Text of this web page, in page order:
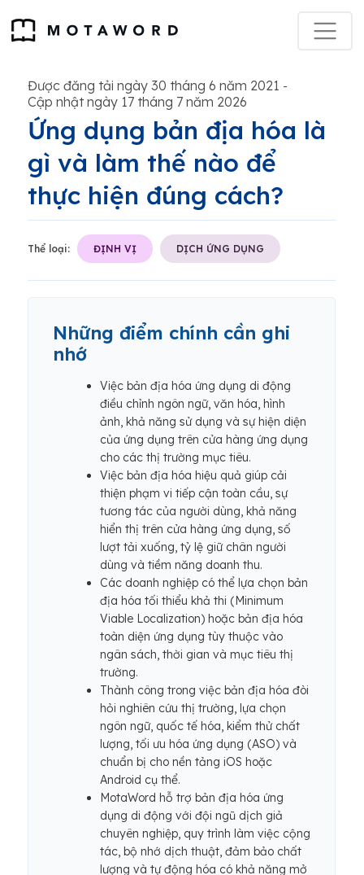
Được đăng tải ngày 30 tháng 6 năm 2021 -
Cập nhật ngày 17 tháng 7 năm 2026
Ứng dụng bản địa hóa là
gì và làm thế nào để
thực hiện đúng cách?
Thể loại: ĐỊNH VỊ DỊCH ỨNG DỤNG
Những điểm chính cần ghi
nhớ
Việc bản địa hóa ứng dụng di động
điều chỉnh ngôn ngữ, văn hóa, hình
ảnh, khả năng sử dụng và sự hiện diện
của ứng dụng trên cửa hàng ứng dụng
cho các thị trường mục tiêu.
Việc bản địa hóa hiệu quả giúp cải
thiện phạm vi tiếp cận toàn cầu, sự
tương tác của người dùng, khả năng
hiển thị trên cửa hàng ứng dụng, số
lượt tải xuống, tỷ lệ giữ chân người
dùng và tiềm năng doanh thu.
Các doanh nghiệp có thể lựa chọn bản
địa hóa tối thiểu khả thi (Minimum
Viable Localization) hoặc bản địa hóa
toàn diện ứng dụng tùy thuộc vào
ngân sách, thời gian và mục tiêu thị
trường.
Thành công trong việc bản địa hóa đòi
hỏi nghiên cứu thị trường, lựa chọn
ngôn ngữ, quốc tế hóa, kiểm thử chất
lượng, tối ưu hóa ứng dụng (ASO) và
chuẩn bị cho nền tảng iOS hoặc
Android cụ thể.
MotaWord hỗ trợ bản địa hóa ứng
dụng di động với đội ngũ dịch giả
chuyên nghiệp, quy trình làm việc cộng
tác, bộ nhớ dịch thuật, đảm bảo chất
lượng và tự động hóa có khả năng mở